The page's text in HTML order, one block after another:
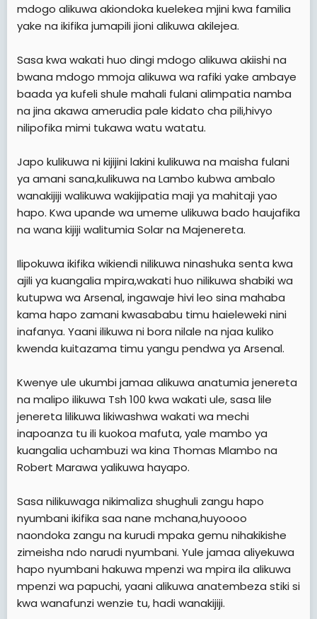
mdogo alikuwa akiondoka kuelekea mjini kwa familia
yake na ikifika jumapili jioni alikuwa akilejea.
Sasa kwa wakati huo dingi mdogo alikuwa akiishi na
bwana mdogo mmoja alikuwa wa rafiki yake ambaye
baada ya kufeli shule mahali fulani alimpatia namba
na jina akawa amerudia pale kidato cha pili,hivyo
nilipofika mimi tukawa watu watatu.
Japo kulikuwa ni kijijini lakini kulikuwa na maisha fulani
ya amani sana,kulikuwa na Lambo kubwa ambalo
wanakijiji walikuwa wakijipatia maji ya mahitaji yao
hapo. Kwa upande wa umeme ulikuwa bado haujafika
na wana kijiji walitumia Solar na Majenereta.
Ilipokuwa ikifika wikiendi nilikuwa ninashuka senta kwa
ajili ya kuangalia mpira,wakati huo nilikuwa shabiki wa
kutupwa wa Arsenal, ingawaje hivi leo sina mahaba
kama hapo zamani kwasababu timu haieleweki nini
inafanya. Yaani ilikuwa ni bora nilale na njaa kuliko
kwenda kuitazama timu yangu pendwa ya Arsenal.
Kwenye ule ukumbi jamaa alikuwa anatumia jenereta
na malipo ilikuwa Tsh 100 kwa wakati ule, sasa lile
jenereta lilikuwa likiwashwa wakati wa mechi
inapoanza tu ili kuokoa mafuta, yale mambo ya
kuangalia uchambuzi wa kina Thomas Mlambo na
Robert Marawa yalikuwa hayapo.
Sasa nilikuwaga nikimaliza shughuli zangu hapo
nyumbani ikifika saa nane mchana,huyoooo
naondoka zangu na kurudi mpaka gemu nihakikishe
zimeisha ndo narudi nyumbani. Yule jamaa aliyekuwa
hapo nyumbani hakuwa mpenzi wa mpira ila alikuwa
mpenzi wa papuchi, yaani alikuwa anatembeza stiki si
kwa wanafunzi wenzie tu, hadi wanakijiji.